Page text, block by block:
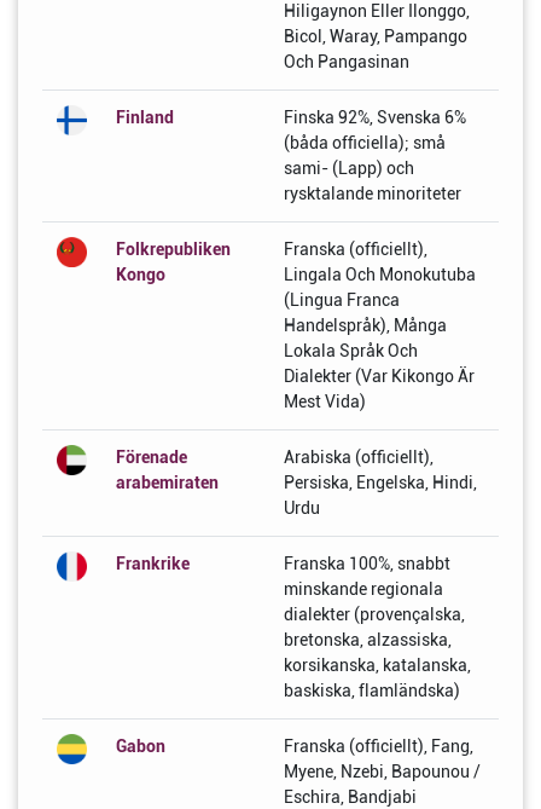
Hiligaynon Eller Ilonggo,
Bicol, Waray, Pampango
Och Pangasinan
Finland
Finska 92%, Svenska 6%
(båda officiella); små
sami- (Lapp) och
rysktalande minoriteter
Folkrepubliken
Kongo
Franska (officiellt),
Lingala Och Monokutuba
(Lingua Franca
Handelspråk), Många
Lokala Språk Och
Dialekter (Var Kikongo Är
Mest Vida)
Förenade
arabemiraten
Arabiska (officiellt),
Persiska, Engelska, Hindi,
Urdu
Frankrike
Franska 100%, snabbt
minskande regionala
dialekter (provençalska,
bretonska, alzassiska,
korsikanska, katalanska,
baskiska, flamländska)
Gabon
Franska (officiellt), Fang,
Myene, Nzebi, Bapounou /
Eschira, Bandjabi